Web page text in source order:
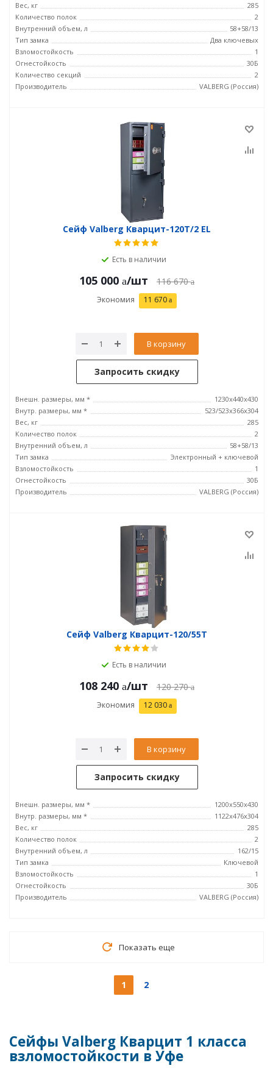
Вес, кг
285
Количество полок
2
Внутренний объем, л
58+58/13
Тип замка
Два ключевых
Взломостойкость
1
Огнестойкость
30Б
Количество секций
2
Производитель
VALBERG (Россия)
Сейф Valberg Кварцит-120Т/2 EL
Есть в наличии
105 000 /шт 116 670
Экономия 11 670
В корзину
Запросить скидку
Внешн. размеры, мм *
1230x440x430
Внутр. размеры, мм *
523/523x366x304
Вес, кг
285
Количество полок
2
Внутренний объем, л
58+58/13
Тип замка
Электронный + ключевой
Взломостойкость
1
Огнестойкость
30Б
Производитель
VALBERG (Россия)
Сейф Valberg Кварцит-120/55T
Есть в наличии
108 240 /шт 120 270
Экономия 12 030
В корзину
Запросить скидку
Внешн. размеры, мм *
1200x550x430
Внутр. размеры, мм *
1122x476x304
Вес, кг
285
Количество полок
2
Внутренний объем, л
162/15
Тип замка
Ключевой
Взломостойкость
1
Огнестойкость
30Б
Производитель
VALBERG (Россия)
Показать еще
1 2
Сейфы Valberg Кварцит 1 класса
взломостойкости в Уфе